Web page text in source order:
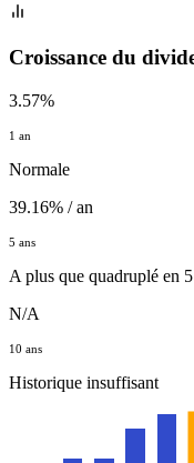
Croissance du
3.57%
1 an
Normale
39.16% / an
5 ans
A plus que quadruplé en
N/A
10 ans
Historique insuffisant